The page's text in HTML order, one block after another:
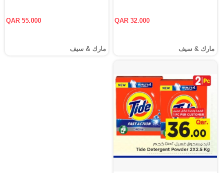
QAR 32.000
مارك & سيف
QAR 55.000
مارك & سيف